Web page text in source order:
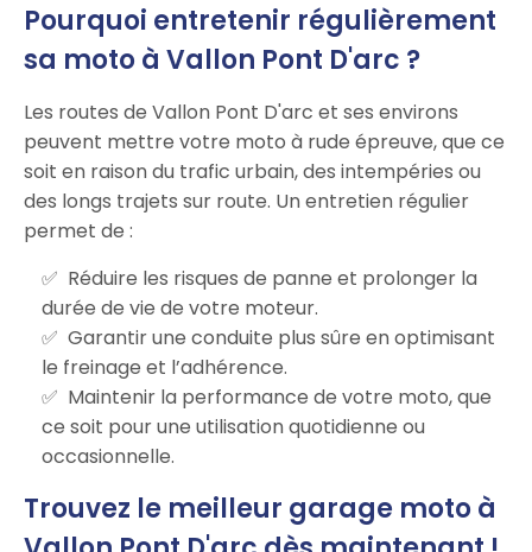
Pourquoi entretenir régulièrement
sa moto à Vallon Pont D'arc ?
Les routes de Vallon Pont D'arc et ses environs
peuvent mettre votre moto à rude épreuve, que ce
soit en raison du trafic urbain, des intempéries ou
des longs trajets sur route. Un entretien régulier
permet de :
Réduire les risques de panne et prolonger la
durée de vie de votre moteur.
Garantir une conduite plus sûre en optimisant
le freinage et l’adhérence.
Maintenir la performance de votre moto, que
ce soit pour une utilisation quotidienne ou
occasionnelle.
Trouvez le meilleur garage moto à